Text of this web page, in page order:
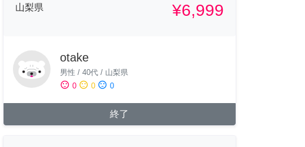
山梨県
¥6,999
otake
男性 / 40代/ 山梨県
sentiment_satisfied 0 sentiment_neutral 0 sentiment_dissatisfied 0
終了